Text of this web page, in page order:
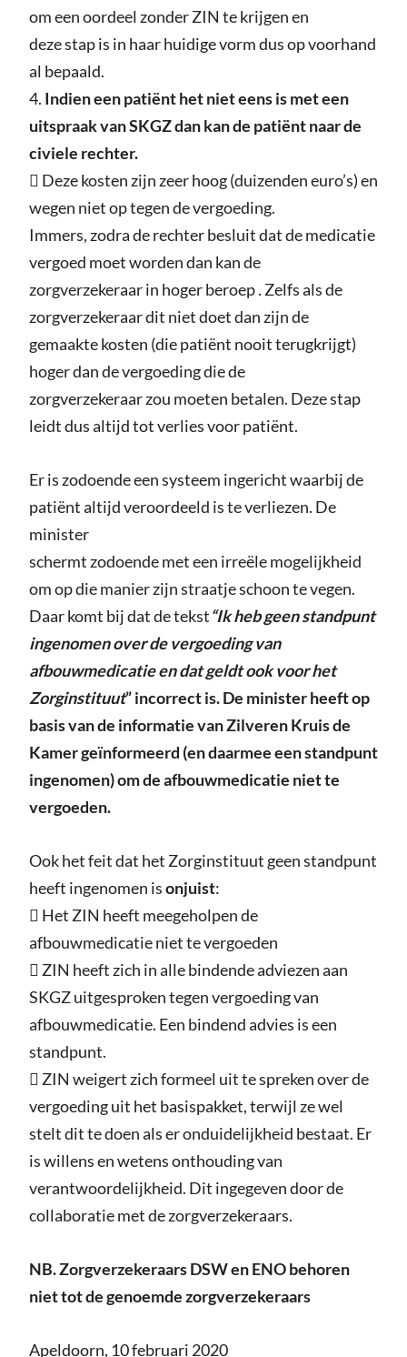
om een oordeel zonder ZIN te krijgen en
deze stap is in haar huidige vorm dus op voorhand
al bepaald.
4. Indien een patiënt het niet eens is met een
uitspraak van SKGZ dan kan de patiënt naar de
civiele rechter.
 Deze kosten zijn zeer hoog (duizenden euro’s) en
wegen niet op tegen de vergoeding.
Immers, zodra de rechter besluit dat de medicatie
vergoed moet worden dan kan de
zorgverzekeraar in hoger beroep . Zelfs als de
zorgverzekeraar dit niet doet dan zijn de
gemaakte kosten (die patiënt nooit terugkrijgt)
hoger dan de vergoeding die de
zorgverzekeraar zou moeten betalen. Deze stap
leidt dus altijd tot verlies voor patiënt.
Er is zodoende een systeem ingericht waarbij de
patiënt altijd veroordeeld is te verliezen. De
minister
schermt zodoende met een irreële mogelijkheid
om op die manier zijn straatje schoon te vegen.
Daar komt bij dat de tekst“Ik heb geen standpunt
ingenomen over de vergoeding van
afbouwmedicatie en dat geldt ook voor het
Zorginstituut” incorrect is. De minister heeft op
basis van de informatie van Zilveren Kruis de
Kamer geïnformeerd (en daarmee een standpunt
ingenomen) om de afbouwmedicatie niet te
vergoeden.
Ook het feit dat het Zorginstituut geen standpunt
heeft ingenomen isonjuist:
 Het ZIN heeft meegeholpen de
afbouwmedicatie niet te vergoeden
 ZIN heeft zich in alle bindende adviezen aan
SKGZ uitgesproken tegen vergoeding van
afbouwmedicatie. Een bindend advies is een
standpunt.
 ZIN weigert zich formeel uit te spreken over de
vergoeding uit het basispakket, terwijl ze wel
stelt dit te doen als er onduidelijkheid bestaat. Er
is willens en wetens onthouding van
verantwoordelijkheid. Dit ingegeven door de
collaboratie met de zorgverzekeraars.
NB. Zorgverzekeraars DSW en ENO behoren
niet tot de genoemde zorgverzekeraars
Apeldoorn, 10 februari 2020